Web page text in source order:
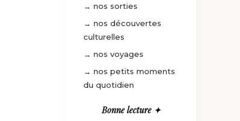
→ nos sorties
→ nos découvertes
culturelles
→ nos voyages
→ nos petits moments
du quotidien
Bonne lecture ✦